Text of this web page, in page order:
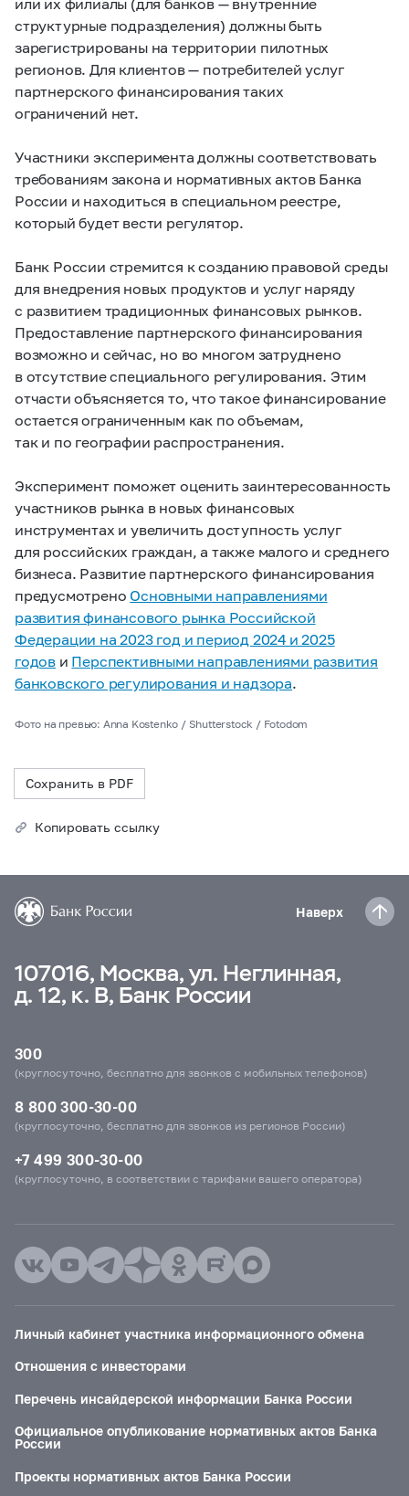
структурные подразделения) должны быть
зарегистрированы на территории пилотных
регионов. Для клиентов — потребителей услуг
партнерского финансирования таких
ограничений нет.
Участники эксперимента должны соответствовать
требованиям закона и нормативных актов Банка
России и находиться в специальном реестре,
который будет вести регулятор.
Банк России стремится к созданию правовой среды
для внедрения новых продуктов и услуг наряду
с развитием традиционных финансовых рынков.
Предоставление партнерского финансирования
возможно и сейчас, но во многом затруднено
в отсутствие специального регулирования. Этим
отчасти объясняется то, что такое финансирование
остается ограниченным как по объемам,
так и по географии распространения.
Эксперимент поможет оценить заинтересованность
участников рынка в новых финансовых
инструментах и увеличить доступность услуг
для российских граждан, а также малого и среднего
бизнеса. Развитие партнерского финансирования
предусмотрено Основными направлениями
развития финансового рынка Российской
Федерации на 2023 год и период 2024 и 2025
годов и Перспективными направлениями развития
банковского регулирования и надзора.
Фото на превью: Anna Kostenko / Shutterstock / Fotodom
Сохранить в PDF
Копировать ссылку
Наверх
107016, Москва, ул. Неглинная,
д. 12, к. В, Банк России
300
(круглосуточно, бесплатно для звонков с мобильных телефонов)
8 800 300-30-00
(круглосуточно, бесплатно для звонков из регионов России)
+7 499 300-30-00
(круглосуточно, в соответствии с тарифами вашего оператора)
Личный кабинет участника информационного обмена
Отношения с инвесторами
Перечень инсайдерской информации Банка России
Официальное опубликование нормативных актов Банка
России
Проекты нормативных актов Банка России